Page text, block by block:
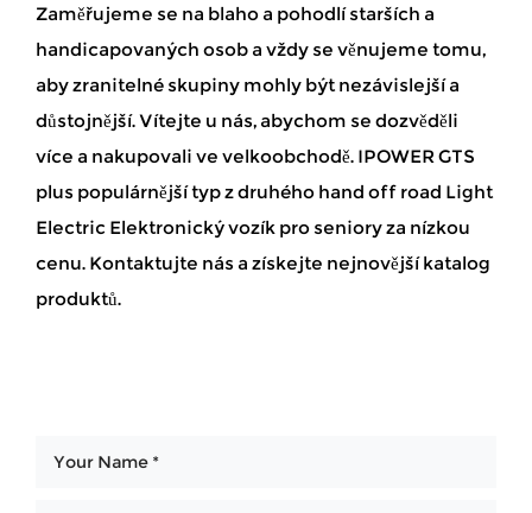
Zaměřujeme se na blaho a pohodlí starších a
handicapovaných osob a vždy se věnujeme tomu,
aby zranitelné skupiny mohly být nezávislejší a
důstojnější. Vítejte u nás, abychom se dozvěděli
více a nakupovali ve velkoobchodě. IPOWER GTS
plus populárnější typ z druhého hand off road Light
Electric Elektronický vozík pro seniory za nízkou
cenu. Kontaktujte nás a získejte nejnovější katalog
produktů.